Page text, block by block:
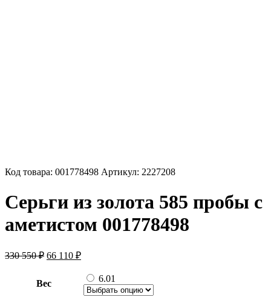
Код товара: 001778498 Артикул: 2227208
Серьги из золота 585 пробы с
аметистом 001778498
330 550₽ Первоначальная
составляла
330
66 110 ₽Текущая
66
110 ₽.
Вес 6.01